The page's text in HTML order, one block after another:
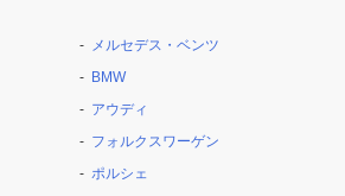
メルセデス・ベンツ
BMW
アウディ
フォルクスワーゲン
ポルシェ